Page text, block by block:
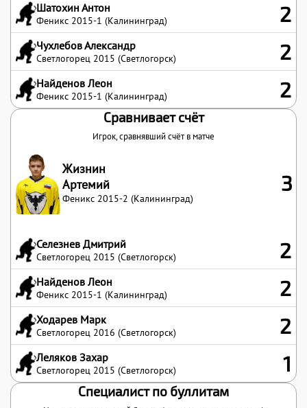
Шатохин Антон
Феникс 2015-1 (Калининград) 2
Чухлебов Александр
Светлогорец 2015 (Светлогорск) 2
Найденов Леон
Феникс 2015-1 (Калининград) 2
Сравнивает счёт
Игрок, сравнявший счёт в матче
Жизнин
Артемий
Феникс 2015-2 (Калининград)
3
Селезнев Дмитрий
Светлогорец 2015 (Светлогорск) 2
Найденов Леон
Феникс 2015-1 (Калининград) 2
Ходарев Марк
Светлогорец 2016 (Светлогорск) 2
Леляков Захар
Светлогорец 2015 (Светлогорск) 1
Специалист по буллитам